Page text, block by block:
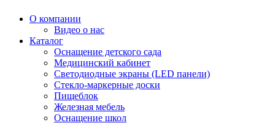
О компании
Видео о нас
Каталог
Оснащение детского сада
Медицинский кабинет
Светодиодные экраны (LED панели)
Стекло-маркерные доски
Пищеблок
Железная мебель
Оснащение школ